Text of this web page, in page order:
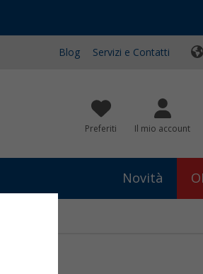
Blog Servizi e Contatti
Preferiti Il mio account
Novità